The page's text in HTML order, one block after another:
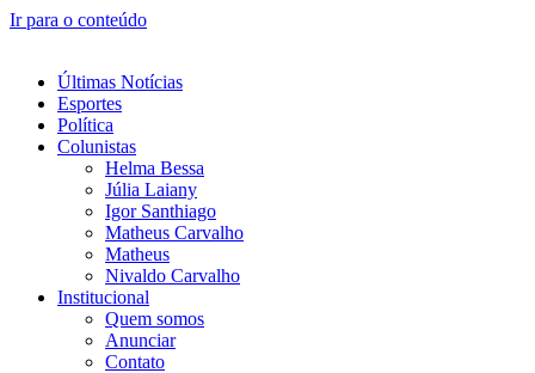
Ir para o conteúdo
Últimas Notícias
Esportes
Política
Colunistas
Helma Bessa
Júlia Laiany
Igor Santhiago
Matheus Carvalho
Matheus
Nivaldo Carvalho
Institucional
Quem somos
Anunciar
Contato